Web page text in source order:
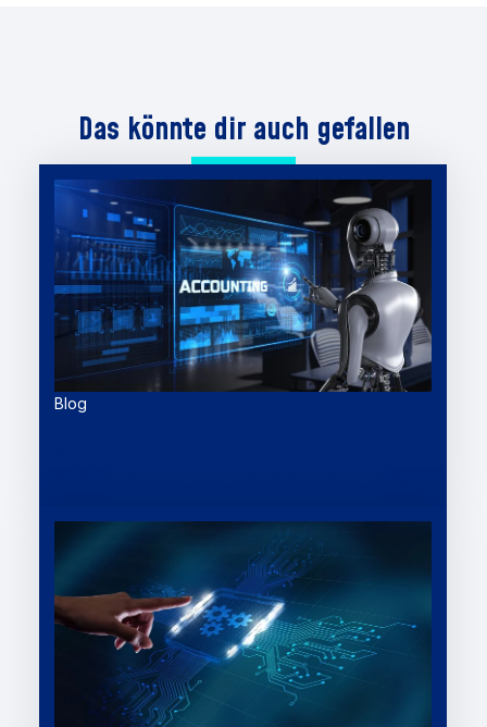
Das könnte dir auch gefallen
Blog